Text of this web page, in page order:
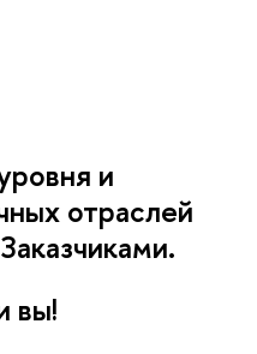
и
отраслей
вы!